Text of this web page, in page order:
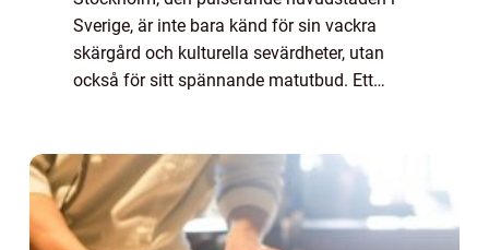
Sverige, är inte bara känd för sin vackra
skärgård och kulturella sevärdheter, utan
också för sitt spännande matutbud. Ett
ko...